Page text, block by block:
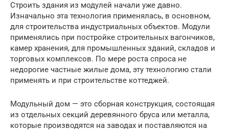
Строить здания из модулей начали уже давно.
Изначально эта технология применялась, в основном,
для строительства индустриальных объектов. Модули
применялись при постройке строительных вагончиков,
камер хранения, для промышленных зданий, складов и
торговых комплексов. По мере роста спроса не
недорогие частные жилые дома, эту технологию стали
применять и при строительстве коттеджей.
Модульный дом — это сборная конструкция, состоящая
из отдельных секций деревянного бруса или металла,
которые производятся на заводах и поставляются на